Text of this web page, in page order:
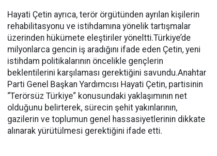
Hayati Çetin ayrıca, terör örgütünden ayrılan kişilerin
rehabilitasyonu ve istihdamına yönelik tartışmalar
üzerinden hükümete eleştiriler yöneltti.Türkiye’de
milyonlarca gencin iş aradığını ifade eden Çetin, yeni
istihdam politikalarının öncelikle gençlerin
beklentilerini karşılaması gerektiğini savundu.Anahtar
Parti Genel Başkan Yardımcısı Hayati Çetin, partisinin
“Terörsüz Türkiye” konusundaki yaklaşımının net
olduğunu belirterek, sürecin şehit yakınlarının,
gazilerin ve toplumun genel hassasiyetlerinin dikkate
alınarak yürütülmesi gerektiğini ifade etti.